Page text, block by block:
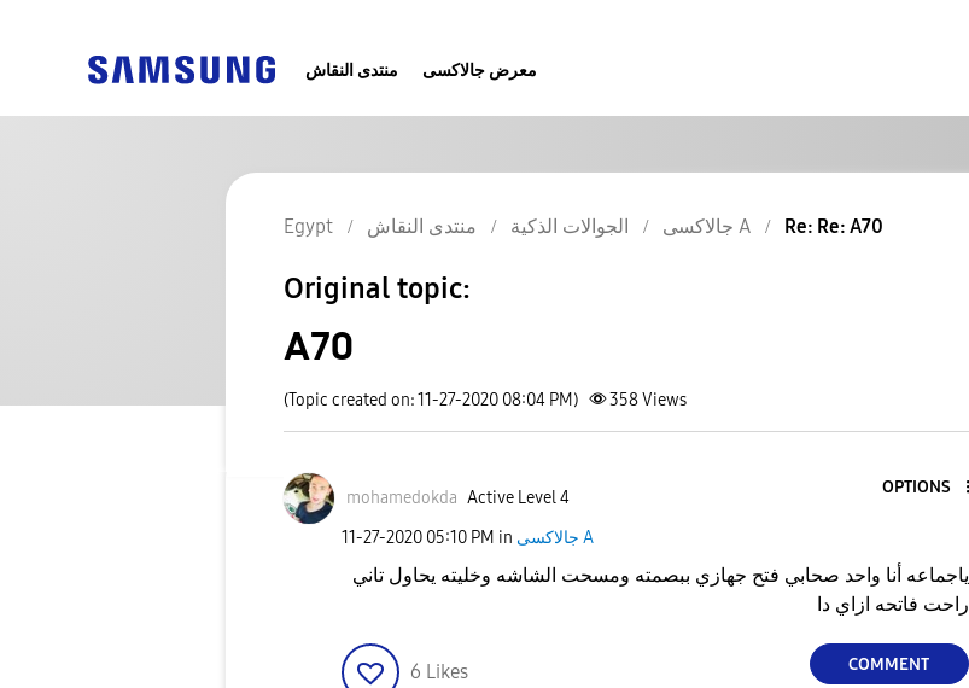
منتدى النقاش معرض جالاكسى
Egypt منتدى النقاش الجوالات الذكية جالاكسى A Re: Re: A70
Original topic:
A70
(Topic created on: 11-27-2020 08:04 PM) 358Views
mohamedokda Active Level 4
OPTIONS
‎11-27-2020 05:10 PM in جالاكسى A
ياجماعه أنا واحد صحابي فتح جهازي ببصمته ومسحت الشاشه وخليته يحاول تاني
راحت فاتحه ازاي دا
6 Likes COMMENT